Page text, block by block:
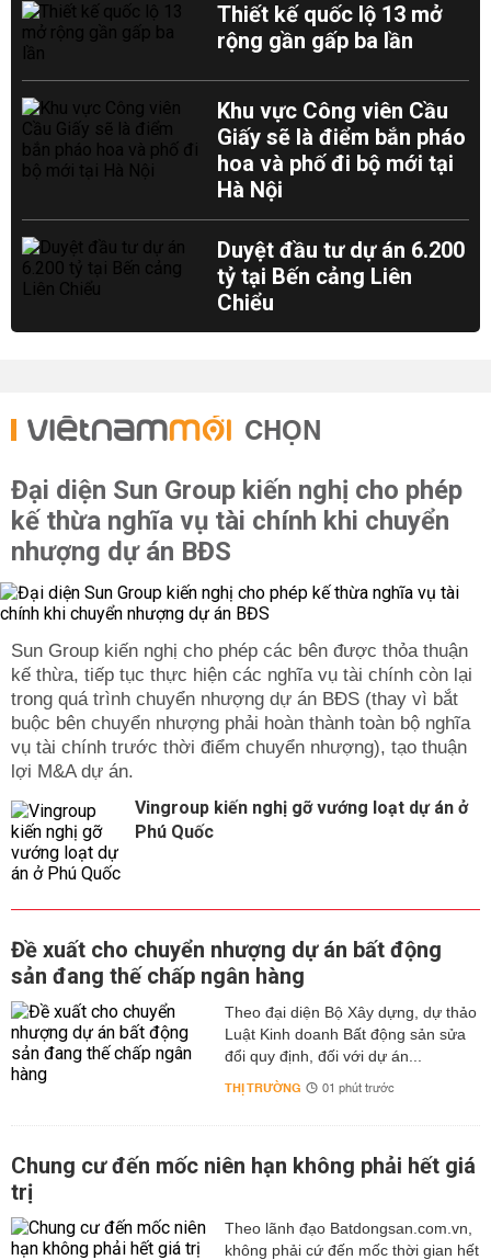
Thiết kế quốc lộ 13 mở
rộng gần gấp ba lần
Khu vực Công viên Cầu
Giấy sẽ là điểm bắn pháo
hoa và phố đi bộ mới tại
Hà Nội
Duyệt đầu tư dự án 6.200
tỷ tại Bến cảng Liên
Chiểu
CHỌN
Đại diện Sun Group kiến nghị cho phép
kế thừa nghĩa vụ tài chính khi chuyển
nhượng dự án BĐS
Sun Group kiến nghị cho phép các bên được thỏa thuận
kế thừa, tiếp tục thực hiện các nghĩa vụ tài chính còn lại
trong quá trình chuyển nhượng dự án BĐS (thay vì bắt
buộc bên chuyển nhượng phải hoàn thành toàn bộ nghĩa
vụ tài chính trước thời điểm chuyển nhượng), tạo thuận
lợi M&A dự án.
Vingroup kiến nghị gỡ vướng loạt dự án ở
Phú Quốc
Đề xuất cho chuyển nhượng dự án bất động
sản đang thế chấp ngân hàng
Theo đại diện Bộ Xây dựng, dự thảo
Luật Kinh doanh Bất động sản sửa
đổi quy định, đối với dự án...
THỊ TRƯỜNG 01 phút trước
Chung cư đến mốc niên hạn không phải hết giá
trị
Theo lãnh đạo Batdongsan.com.vn,
không phải cứ đến mốc thời gian hết